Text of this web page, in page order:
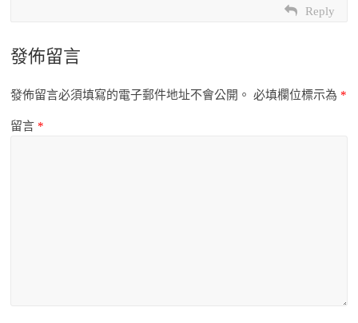
Reply
發佈留言
發佈留言必須填寫的電子郵件地址不會公開。 必填欄位標示為 *
留言 *